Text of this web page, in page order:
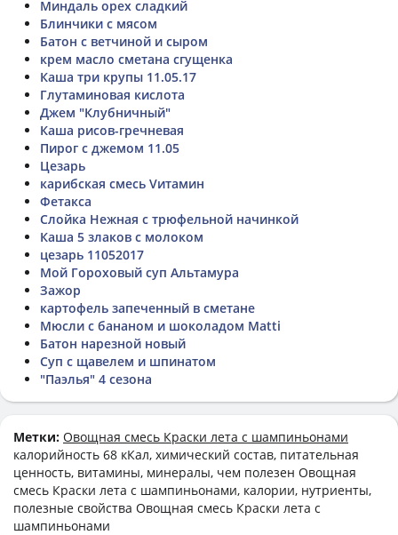
Миндаль орех сладкий
Блинчики с мясом
Батон с ветчиной и сыром
крем масло сметана сгущенка
Каша три крупы 11.05.17
Глутаминовая кислота
Джем "Клубничный"
Каша рисов-гречневая
Пирог с джемом 11.05
Цезарь
карибская смесь Vитамин
Фетакса
Слойка Нежная с трюфельной начинкой
Каша 5 злаков с молоком
цезарь 11052017
Мой Гороховый суп Альтамура
Зажор
картофель запеченный в сметане
Мюсли с бананом и шоколадом Matti
Батон нарезной новый
Суп с щавелем и шпинатом
"Паэлья" 4 сезона
Метки: Овощная смесь Краски лета с шампиньонами
калорийность 68 кКал, химический состав, питательная
ценность, витамины, минералы, чем полезен Овощная
смесь Краски лета с шампиньонами, калории, нутриенты,
полезные свойства Овощная смесь Краски лета с
шампиньонами